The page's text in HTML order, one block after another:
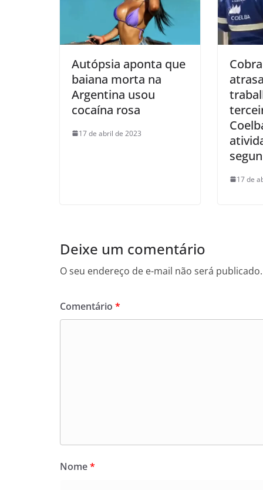
Autópsia aponta que
baiana morta na
Argentina usou
cocaína rosa
17 de abril de 2023
17 de
Deixe um comentário
O seu endereço de e-mail não será publicado.
Comentário *
Nome*